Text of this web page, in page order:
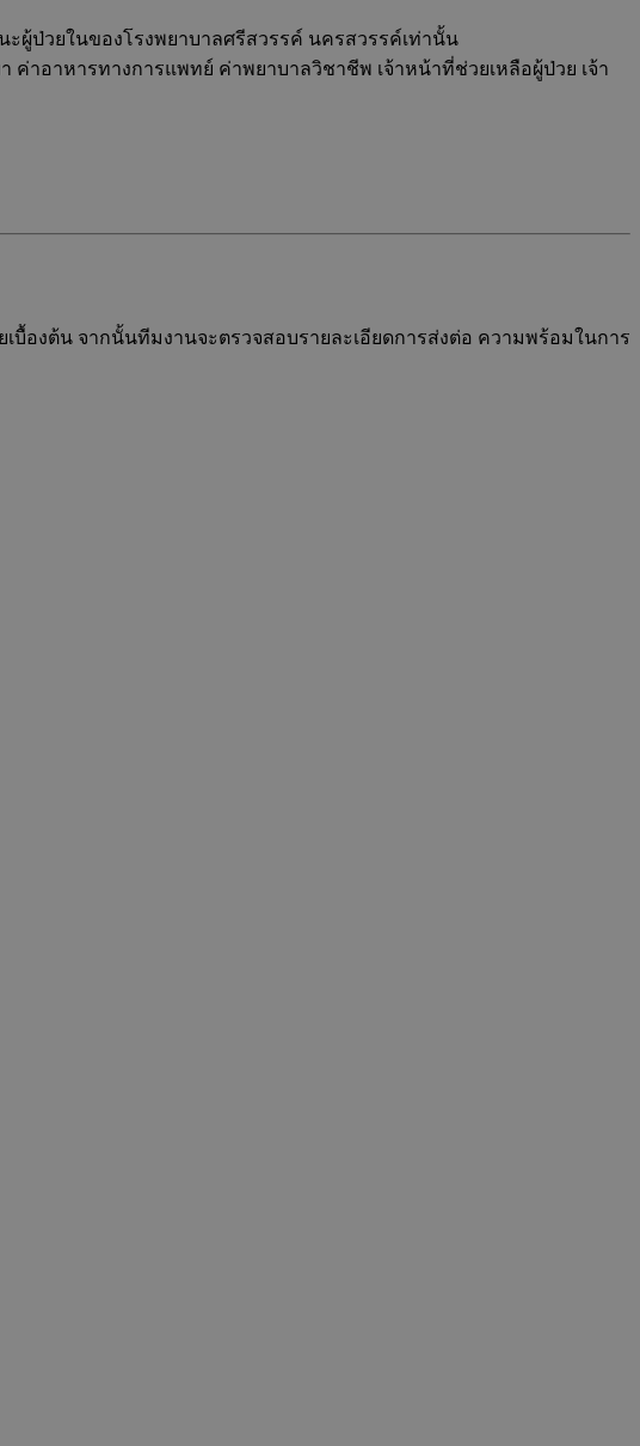
ะผู้ป่วยในของโรงพยาบาลศรีสวรรค์ นครสวรรค์เท่านั้น
าอาหารทางการแพทย์ ค่าพยาบาลวิชาชีพ เจ้าหน้าที่ช่วยเหลือผู้ป่วย เจ้า
องต้น จากนั้นทีมงานจะตรวจสอบรายละเอียดการส่งต่อ ความพร้อมในการ